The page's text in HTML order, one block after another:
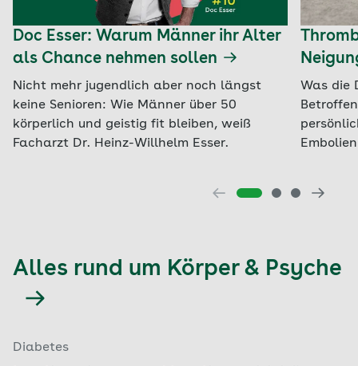
Doc Esser: Warum Männer ihr Alter
als Chance nehmen sollen
Nicht mehr jugendlich aber noch längst
keine Senioren: Wie Männer über 50
körperlich und geistig fit bleiben, weiß
Facharzt Dr. Heinz-Willhelm Esser.
Was die
Alles rund um Körper & Psyche
Diabetes